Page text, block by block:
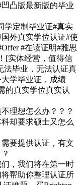
凸版最新版的毕业
学定制毕业证#真实
外真实学位认证#使
#在读证明#雅思
[实体经营，值得信
法毕业，无法认证真
学毕业证，成绩
的真实学位真实认
理想怎么办？？？
却要求硕士又怎么
要提供认证，有文
，我们将在第一时
帮助你整理认证所